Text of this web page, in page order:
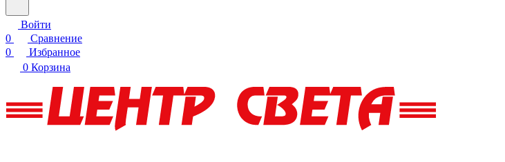
Войти
0
Сравнение
0
Избранное
0 Корзина